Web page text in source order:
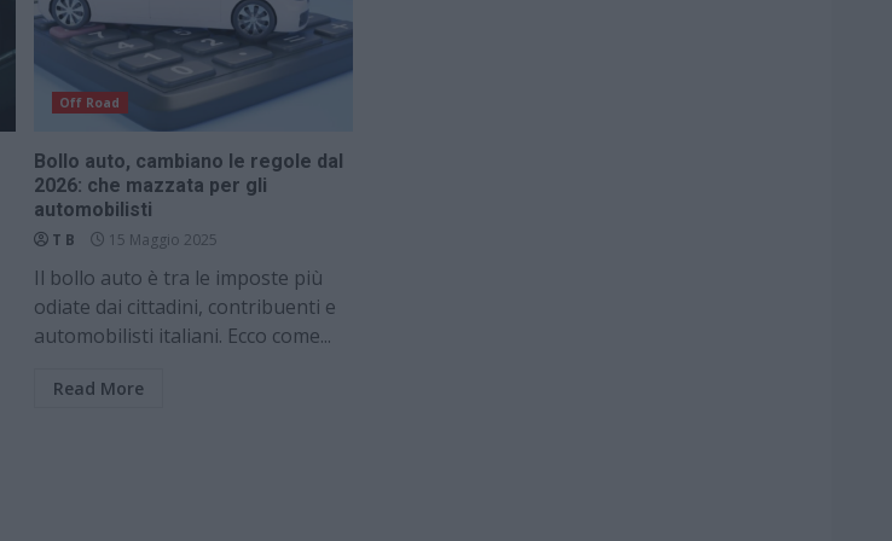
Off Road
Bollo auto, cambiano le regole dal
2026: che mazzata per gli
automobilisti
T B 15 Maggio 2025
Il bollo auto è tra le imposte più
odiate dai cittadini, contribuenti e
automobilisti italiani. Ecco come...
Read More